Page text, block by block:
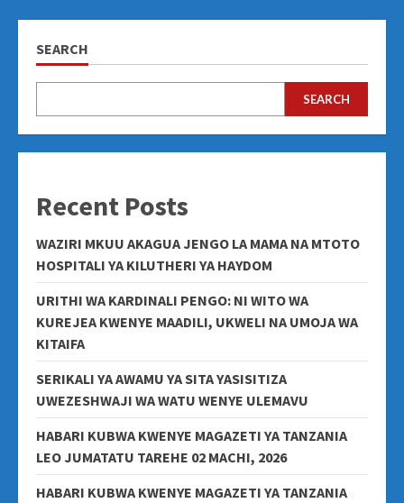
SEARCH
SEARCH
Recent Posts
WAZIRI MKUU AKAGUA JENGO LA MAMA NA MTOTO
HOSPITALI YA KILUTHERI YA HAYDOM
URITHI WA KARDINALI PENGO: NI WITO WA
KUREJEA KWENYE MAADILI, UKWELI NA UMOJA WA
KITAIFA
SERIKALI YA AWAMU YA SITA YASISITIZA
UWEZESHWAJI WA WATU WENYE ULEMAVU
HABARI KUBWA KWENYE MAGAZETI YA TANZANIA
LEO JUMATATU TAREHE 02 MACHI, 2026
HABARI KUBWA KWENYE MAGAZETI YA TANZANIA